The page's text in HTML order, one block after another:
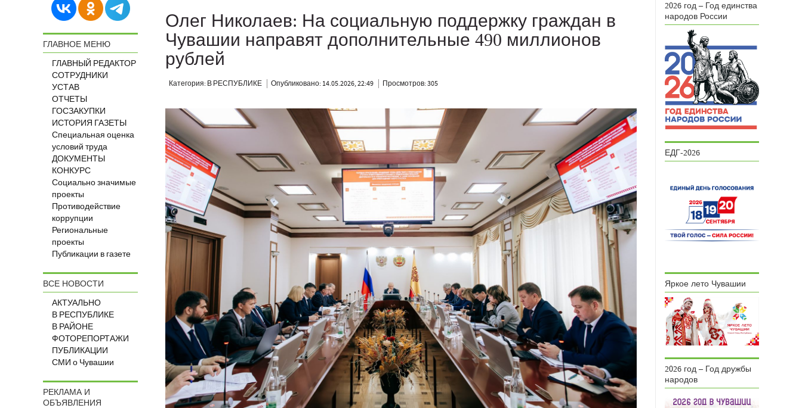
ГЛАВНОЕ МЕНЮ
ГЛАВНЫЙ РЕДАКТОР
СОТРУДНИКИ
УСТАВ
ОТЧЕТЫ
ГОСЗАКУПКИ
ИСТОРИЯ ГАЗЕТЫ
Специальная оценка
условий труда
ДОКУМЕНТЫ
КОНКУРС
Социально значимые
проекты
Противодействие
коррупции
Региональные
проекты
Публикации в газете
ВСЕ НОВОСТИ
АКТУАЛЬНО
В РЕСПУБЛИКЕ
В РАЙОНЕ
ФОТОРЕПОРТАЖИ
ПУБЛИКАЦИИ
СМИ о Чувашии
РЕКЛАМА И
ОБЪЯВЛЕНИЯ
Олег Николаев: На социальную поддержку граждан в
Чувашии направят дополнительные 490 миллионов
рублей
Категория: В РЕСПУБЛИКЕ Опубликовано: 14.05.2026, 22:49 Просмотров: 305
2026 год – Год единства
народов России
ЕДГ-2026
Яркое лето Чувашии
2026 год – Год дружбы
народов